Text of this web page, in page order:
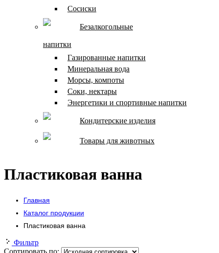
Сосиски
Безалкогольные
напитки
Газированные напитки
Минеральная вода
Морсы, компоты
Соки, нектары
Энергетики и спортивные напитки
Кондитерские изделия
Товары для животных
Пластиковая ванна
Главная
Каталог продукции
Пластиковая ванна
Фильтр
Сортировать по: